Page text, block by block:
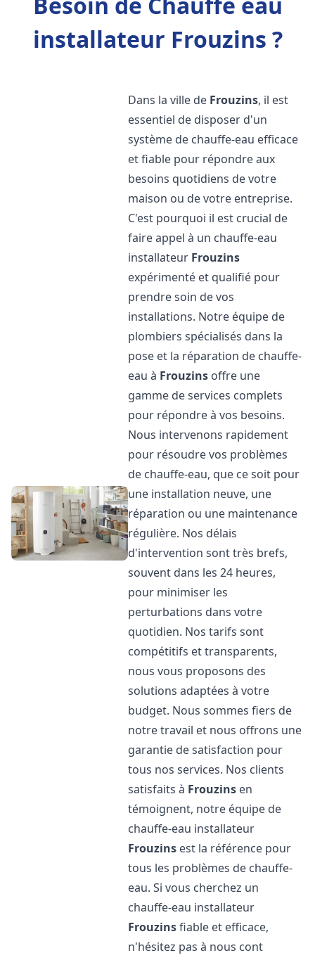
installateur Frouzins ?
Dans la ville de Frouzins, il est
essentiel de disposer d'un
système de chauffe-eau efficace
et fiable pour répondre aux
besoins quotidiens de votre
maison ou de votre entreprise.
C'est pourquoi il est crucial de
faire appel à un chauffe-eau
installateur Frouzins
expérimenté et qualifié pour
prendre soin de vos
installations. Notre équipe de
plombiers spécialisés dans la
pose et la réparation de chauffe-
eau à Frouzins offre une
gamme de services complets
pour répondre à vos besoins.
Nous intervenons rapidement
pour résoudre vos problèmes
de chauffe-eau, que ce soit pour
une installation neuve, une
réparation ou une maintenance
régulière. Nos délais
d'intervention sont très brefs,
souvent dans les 24 heures,
pour minimiser les
perturbations dans votre
quotidien. Nos tarifs sont
compétitifs et transparents,
nous vous proposons des
solutions adaptées à votre
budget. Nous sommes fiers de
notre travail et nous offrons une
garantie de satisfaction pour
tous nos services. Nos clients
satisfaits à Frouzins en
témoignent, notre équipe de
chauffe-eau installateur
Frouzins est la référence pour
tous les problèmes de chauffe-
eau. Si vous cherchez un
chauffe-eau installateur
Frouzinsfiable et efficace,
n'hésitez pas à nous cont